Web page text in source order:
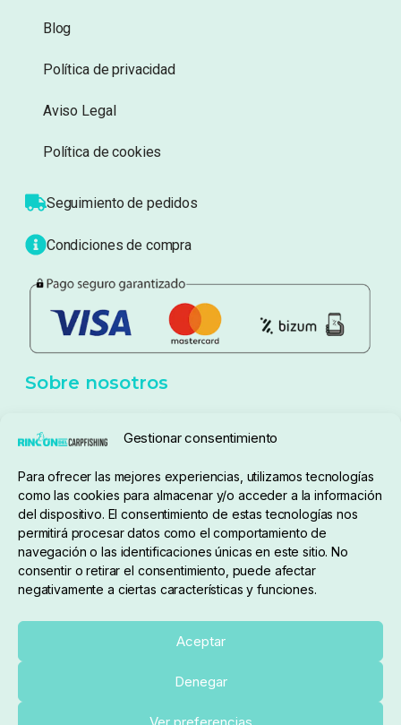
Gestionar consentimiento
Para ofrecer las mejores experiencias, utilizamos tecnologías
como las cookies para almacenar y/o acceder a la información
del dispositivo. El consentimiento de estas tecnologías nos
permitirá procesar datos como el comportamiento de
navegación o las identificaciones únicas en este sitio. No
consentir o retirar el consentimiento, puede afectar
negativamente a ciertas características y funciones.
Aceptar
Denegar
Ver preferencias
Información
Sobre nosotros
Atención al cliente
Blog
Política de privacidad
Aviso Legal
Sobre nosotros